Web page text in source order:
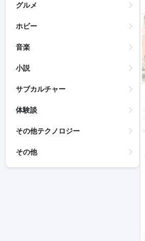
グルメ
ホビー
音楽
小説
サブカルチャー
体験談
その他テクノロジー
その他